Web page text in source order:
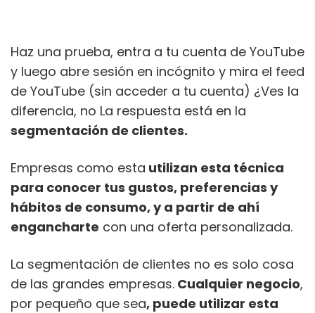
Haz una prueba, entra a tu cuenta de YouTube
y luego abre sesión en incógnito y mira el feed
de YouTube (sin acceder a tu cuenta) ¿Ves la
diferencia, no La respuesta está en la
segmentación de clientes.
Empresas como esta utilizan esta técnica
para conocer tus gustos, preferencias y
hábitos de consumo, y a partir de ahí
engancharte con una oferta personalizada.
La segmentación de clientes no es solo cosa
de las grandes empresas. Cualquier negocio,
por pequeño que sea, puede utilizar esta